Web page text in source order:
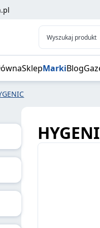
Wyszukaj produkt
SklepMarkiBlog